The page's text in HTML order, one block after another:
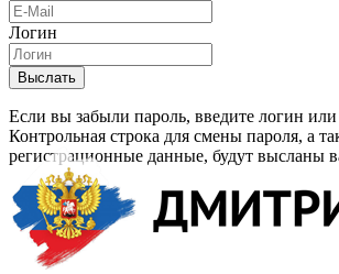
Логин
Выслать
Если вы забыли пароль, введите логин
Контрольная строка для смены пароля, а
регистрационные данные, будут высланы